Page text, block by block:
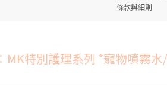
條款與細則
MK特別護理系列 *寵物噴霧